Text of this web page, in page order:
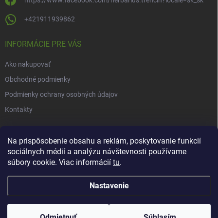
Na prispôsobenie obsahu a reklám, poskytovanie funkcií
sociálnych médií a analýzu návštevnosti používame
súbory cookie. Viac informácií tu.
Nastavenie
+421911939862
INFORMÁCIE PRE VÁS
Ako nakupovať
Obchodné podmienky
Podmienky ochrany osobných údajov
Kontakty
NOVINKY
Novinky v našom e-shope
Copyright 2026Herbarius. Všetky práva vyhradené.Upraviť nastavenie